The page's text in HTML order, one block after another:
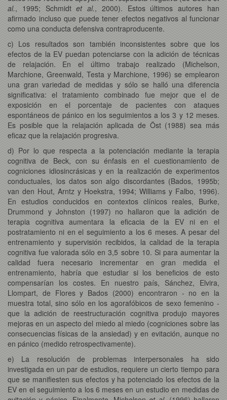
al., 1995; Schmidtet al., 2000). Estos últimos autores han
afirmado incluso que puede tener efectos negativos al funcionar
como una conducta defensiva contraproducente.
c) Los resultados son también inconsistentes sobre que los
efectos de la EV puedan potenciarse con la adición de técnicas
de relajación. En el último trabajo realizado (Michelson,
Marchione, Greenwald, Testa y Marchione, 1996) se emplearon
una gran variedad de medidas y sólo se halló una diferencia
significativa: el tratamiento combinado fue mejor que el de
exposición en el porcentaje de pacientes con ataques
espontáneos de pánico en los seguimientos a los 3 y 12 meses.
Es posible que la relajación aplicada de Öst (1988) sea más
eficaz que la relajación progresiva.
d) Por lo que respecta a la potenciación mediante la terapia
cognitiva de Beck, con su énfasis en el cuestionamiento de
cogniciones idiosincrásicas y en la realización de experimentos
conductuales, los datos son algo discordantes (Bados, 1995b;
van den Hout, Arntz y Hoekstra, 1994; Williams y Falbo, 1996).
En estudios conducidos en contextos clínicos reales, Burke,
Drummond y Johnston (1997) no hallaron que la adición de
terapia cognitiva aumentara la eficacia de la EV ni en el
postratamiento ni en el seguimiento a los 6 meses. A pesar del
entrenamiento y supervisión recibidos, la calidad de la terapia
cognitiva fue valorada sólo en 3,5 sobre 10. Si para aumentar la
calidad fuera necesario incrementar en gran medida el
entrenamiento, habría que estudiar si los beneficios de esto
compensarían los costes. En nuestro país, Sánchez, Elvira,
Llompart, de Flores y Bados (2000) encontraron - no en la
muestra total, sino sólo en los agorafóbicos de sexo femenino -
que la adición de reestructuración cognitiva produjo mayores
mejoras en un aspecto del miedo al miedo (cogniciones sobre las
consecuencias físicas de la ansiedad) y en evitación, aunque no
en pánico (medido retrospectivamente).
e) La resolución de problemas interpersonales ha sido
investigada en un par de estudios, requiere un cierto tiempo para
que se manifiesten sus efectos y ha potenciado los efectos de la
EV en el seguimiento a los 6 meses en un estudio en medidas de